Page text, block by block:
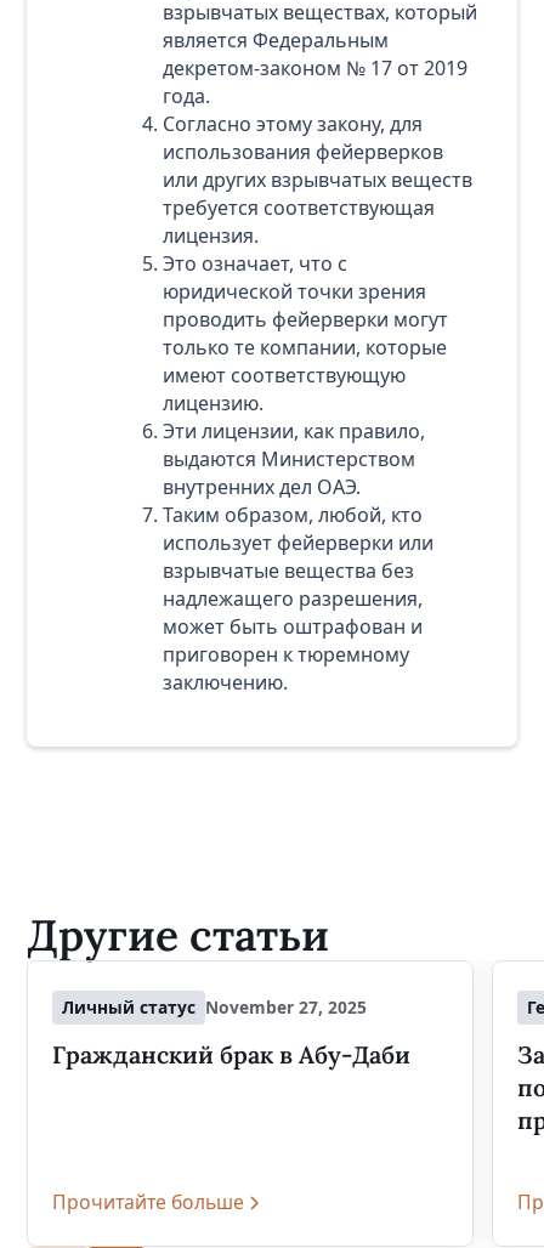
взрывчатых веществах, который
является Федеральным
декретом-законом № 17 от 2019
года.
Согласно этому закону, для
использования фейерверков
или других взрывчатых веществ
требуется соответствующая
лицензия.
Это означает, что с
юридической точки зрения
проводить фейерверки могут
только те компании, которые
имеют соответствующую
лицензию.
Эти лицензии, как правило,
выдаются Министерством
внутренних дел ОАЭ.
Таким образом, любой, кто
использует фейерверки или
взрывчатые вещества без
надлежащего разрешения,
может быть оштрафован и
приговорен к тюремному
заключению.
Другие статьи
Личный статус November 27, 2025
Гражданский брак в Абу-Даби
Прочитайте больше